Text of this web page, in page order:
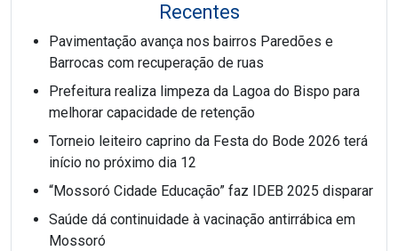
Recentes
Pavimentação avança nos bairros Paredões e
Barrocas com recuperação de ruas
Prefeitura realiza limpeza da Lagoa do Bispo para
melhorar capacidade de retenção
Torneio leiteiro caprino da Festa do Bode 2026 terá
início no próximo dia 12
“Mossoró Cidade Educação” faz IDEB 2025 disparar
Saúde dá continuidade à vacinação antirrábica em
Mossoró